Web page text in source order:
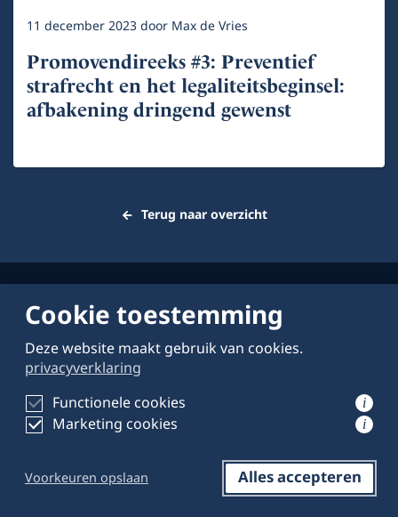
Opslaan Delen op LinkedIn Reageren
11 december 2023door Max de Vries
Promovendireeks #3: Preventief
strafrecht en het legaliteitsbeginsel:
afbakening dringend gewenst
Terug naar overzicht
Over deze website
Schrijven voor
Cookie toestemming
Deze website maakt gebruik van cookies.
privacyverklaring
Functionele cookies
i
Marketing cookies i
Voorkeuren opslaan Alles accepteren